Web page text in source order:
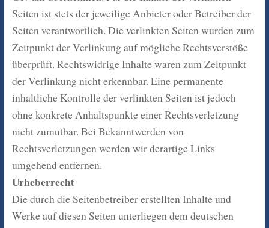
Seiten ist stets der jeweilige Anbieter oder Betreiber der
Seiten verantwortlich. Die verlinkten Seiten wurden zum
Zeitpunkt der Verlinkung auf mögliche Rechtsverstöße
überprüft. Rechtswidrige Inhalte waren zum Zeitpunkt
der Verlinkung nicht erkennbar. Eine permanente
inhaltliche Kontrolle der verlinkten Seiten ist jedoch
ohne konkrete Anhaltspunkte einer Rechtsverletzung
nicht zumutbar. Bei Bekanntwerden von
Rechtsverletzungen werden wir derartige Links
umgehend entfernen.
Urheberrecht
Die durch die Seitenbetreiber erstellten Inhalte und
Werke auf diesen Seiten unterliegen dem deutschen